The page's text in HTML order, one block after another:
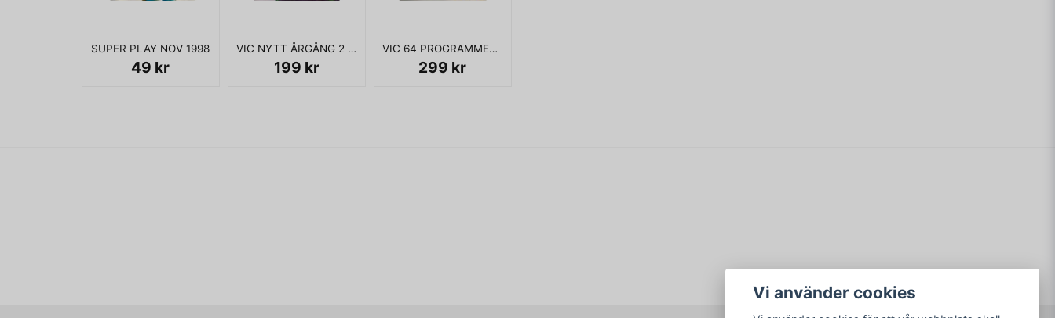
SUPER PLAY NOV 1998
49 kr
VIC NYTT ÅRGÅNG 2 NR 2
199 kr
VIC 64 PROGRAMMERINGSHANDBOK DEL 3
299 kr
Vi använder cookies